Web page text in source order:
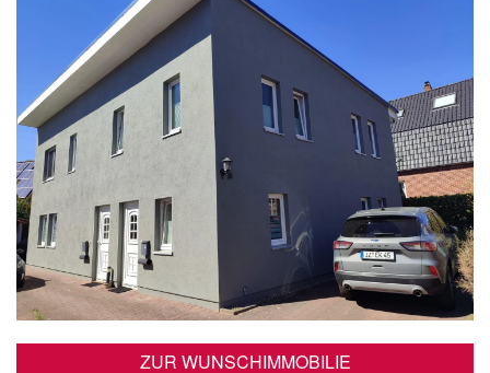
ZUR WUNSCHIMMOBILIE